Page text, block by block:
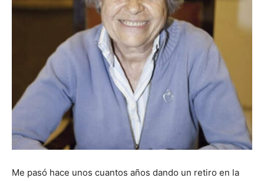
Me pasó hace unos cuantos años dando un retiro en la